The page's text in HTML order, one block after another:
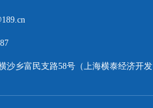
沙乡富民支路58号（上海横泰经济开发